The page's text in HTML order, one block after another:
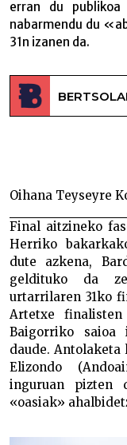
erran du
nabarmendu du
31n izanen da.
Oihana Teyseyre
Final aitzineko
Herriko
dute azkena,
geldituko da
urtarrilaren 31ko
Artetxe
Baigorriko saioa
daude.
Elizondo
inguruan pizten
«oasiak»